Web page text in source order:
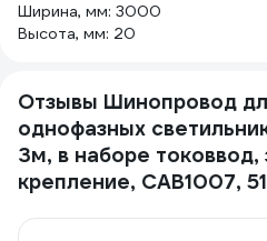
Ширина, мм: 3000
Высота, мм: 20
Отзывы Шинопровод
однофазных
3м, в наборе токоввод,
крепление, CAB1007,